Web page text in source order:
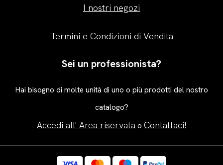
I nostri negozi
Termini e Condizioni di Vendita
Sei un professionista?
Hai bisogno di molte unità di uno o più prodotti del nostro
catalogo?
Accedi all' Area riservata o Contattaci!